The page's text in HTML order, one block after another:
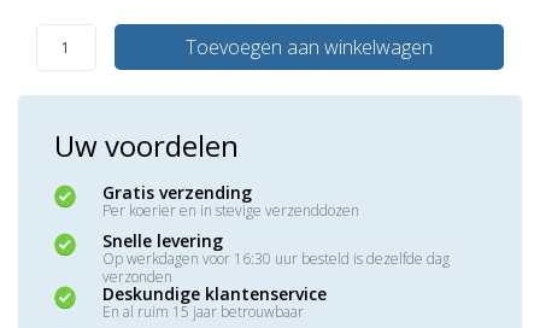
Toevoegen aan winkelwagen
Uw voordelen
Gratis verzending
Per koerier en in stevige verzenddozen
Snelle levering
Op werkdagen voor 16:30 uur besteld is dezelfde dag
verzonden
Deskundige klantenservice
En al ruim 15 jaar betrouwbaar